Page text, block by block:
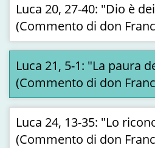
Luca 20, 27-40: "Dio è
(Commento di don
Luca 21, 5-1: "La paura
(Commento di don
Luca 24, 13-35: "Lo
(Commento di don